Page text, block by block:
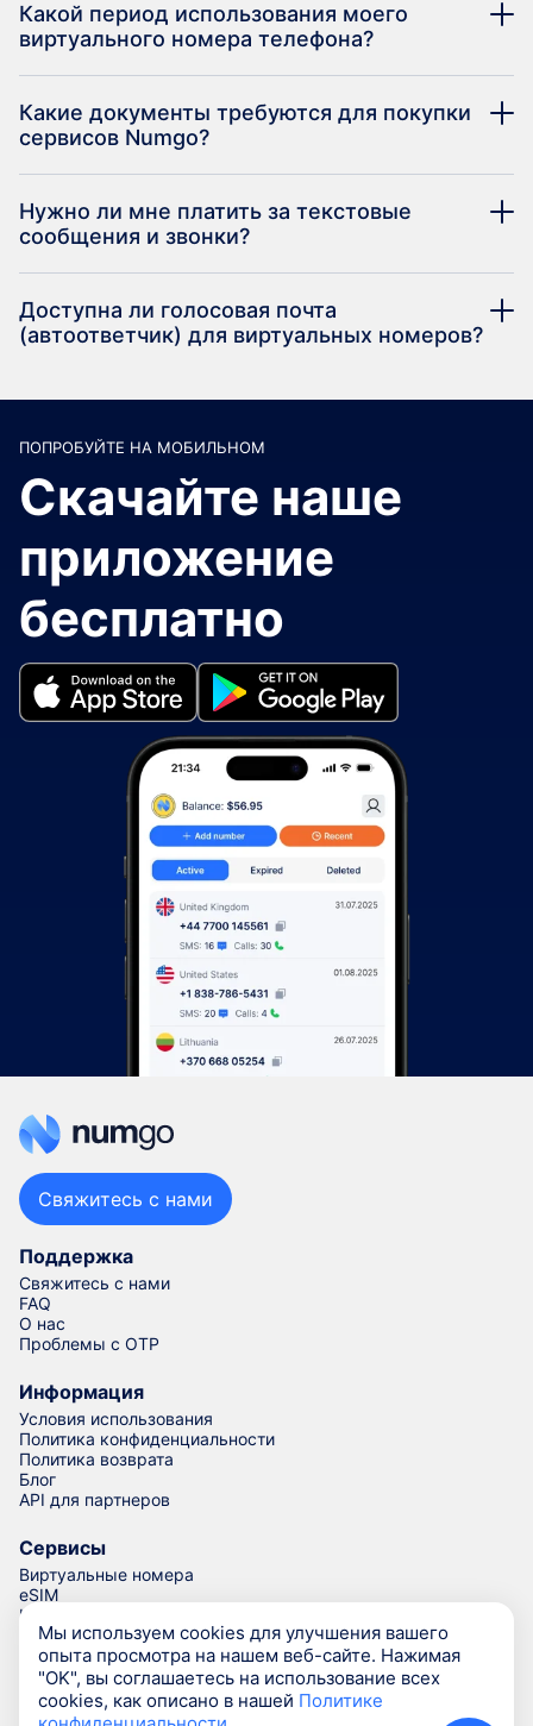
Какой период использования моего
виртуального номера телефона?
Какие документы требуются для покупки
сервисов Numgo?
Нужно ли мне платить за текстовые
сообщения и звонки?
Доступна ли голосовая почта
(автоответчик) для виртуальных номеров?
ПОПРОБУЙТЕ НА МОБИЛЬНОМ
Скачайте наше
приложение
бесплатно
Поддержка
Свяжитесь с нами
FAQ
О нас
Проблемы с OTP
Информация
Условия использования
Политика конфиденциальности
Политика возврата
Блог
API для партнеров
Сервисы
Виртуальные номера
eSIM
Номера для верификации
Генератор номеров телефонов
Свяжитесь с нами
© Numgo LLP,2026
(Stoney Works, 8 Stoney Lane, London,
Мы используем cookies для улучшения вашего
опыта просмотра на нашем веб-сайте. Нажимая
"OK", вы соглашаетесь на использование всех
cookies, как описано в нашей Политике